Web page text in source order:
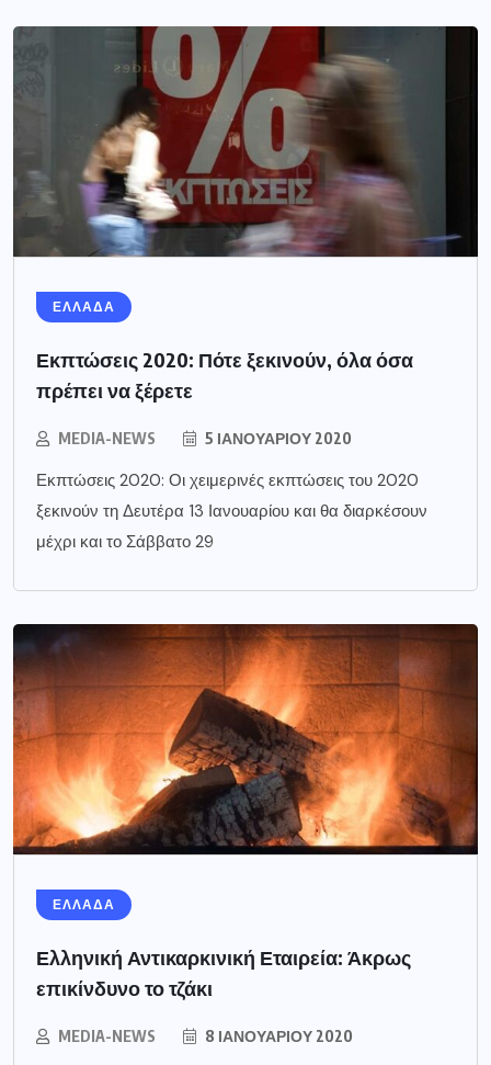
ΕΛΛΑΔΑ
Εκπτώσεις 2020: Πότε ξεκινούν, όλα όσα
πρέπει να ξέρετε
MEDIA-NEWS 5 ΙΑΝΟΥΑΡΊΟΥ 2020
Εκπτώσεις 2020: Οι χειμερινές εκπτώσεις του 2020
ξεκινούν τη Δευτέρα 13 Ιανουαρίου και θα διαρκέσουν
μέχρι και το Σάββατο 29
ΕΛΛΑΔΑ
Ελληνική Αντικαρκινική Εταιρεία: Άκρως
επικίνδυνο το τζάκι
MEDIA-NEWS 8 ΙΑΝΟΥΑΡΊΟΥ 2020